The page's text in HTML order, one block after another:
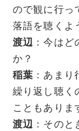
ので観に行っ
落語を聴くよ
渡辺 ：今は
か？
稲葉 ：あま
繰り返し聴く
こともありま
渡辺 ：その